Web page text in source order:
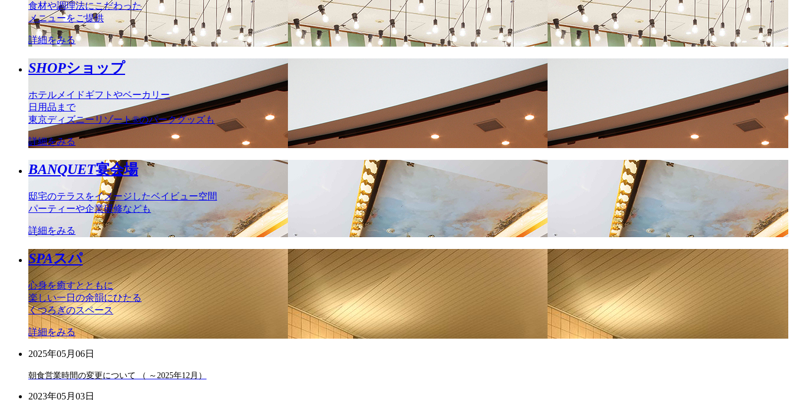
食材や調理法にこだわった
メニューをご提供
詳細をみる
SHOPショップ
ホテルメイドギフトやベーカリー
日用品まで
東京ディズニーリゾート®のパークグッズも
詳細をみる
BANQUET宴会場
邸宅のテラスをイメージしたベイビュー空間
パーティーや企業研修なども
詳細をみる
SPAスパ
心身を癒すとともに
楽しい一日の余韻にひたる
くつろぎのスペース
詳細をみる
2025年05月06日
朝食営業時間の変更について （ ～2025年12月）
2023年05月03日